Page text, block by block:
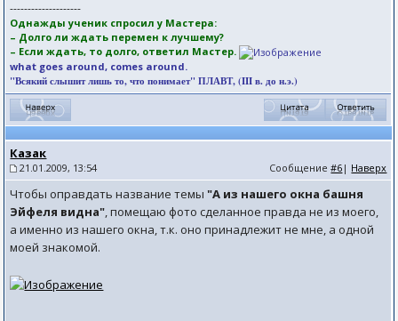
--------------------
Однажды ученик спросил у Мастера:
– Долго ли ждать перемен к лучшему?
– Если ждать, то долго, ответил Мастер.
what goes around, comes around.
"Всякий слышит лишь то, что понимает" ПЛАВТ, (III в. до н.э.)
Казак
21.01.2009, 13:54 Сообщение#6 | Наверх
Чтобы оправдать название темы "А из нашего окна башня
Эйфеля видна", помещаю фото сделанное правда не из моего,
а именно из нашего окна, т.к. оно принадлежит не мне, а одной
моей знакомой.